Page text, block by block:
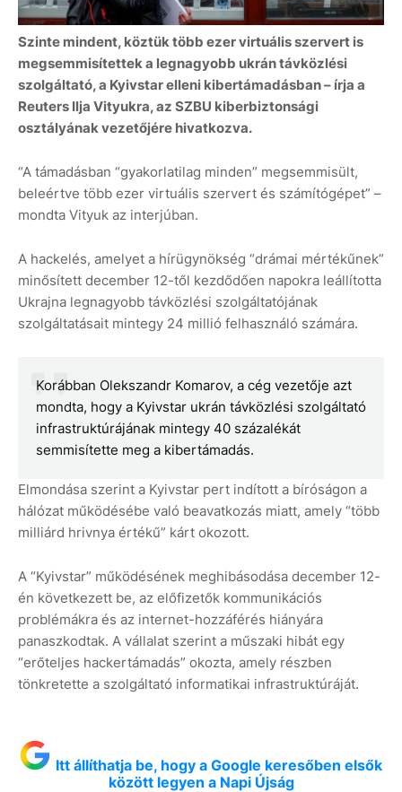
Szinte mindent, köztük több ezer virtuális szervert is
megsemmisítettek a legnagyobb ukrán távközlési
szolgáltató, a Kyivstar elleni kibertámadásban – írja a
Reuters Ilja Vityukra, az SZBU kiberbiztonsági
osztályának vezetőjére hivatkozva.
“A támadásban “gyakorlatilag minden” megsemmisült,
beleértve több ezer virtuális szervert és számítógépet” –
mondta Vityuk az interjúban.
A hackelés, amelyet a hírügynökség “drámai mértékűnek”
minősített december 12-től kezdődően napokra leállította
Ukrajna legnagyobb távközlési szolgáltatójának
szolgáltatásait mintegy 24 millió felhasználó számára.
Korábban Olekszandr Komarov, a cég vezetője azt
mondta, hogy a Kyivstar ukrán távközlési szolgáltató
infrastruktúrájának mintegy 40 százalékát
semmisítette meg a kibertámadás.
Elmondása szerint a Kyivstar pert indított a bíróságon a
hálózat működésébe való beavatkozás miatt, amely “több
milliárd hrivnya értékű” kárt okozott.
A “Kyivstar” működésének meghibásodása december 12-
én következett be, az előfizetők kommunikációs
problémákra és az internet-hozzáférés hiányára
panaszkodtak. A vállalat szerint a műszaki hibát egy
“erőteljes hackertámadás” okozta, amely részben
tönkretette a szolgáltató informatikai infrastruktúráját.
Itt állíthatja be, hogy a Google keresőben elsők
között legyen a Napi Újság